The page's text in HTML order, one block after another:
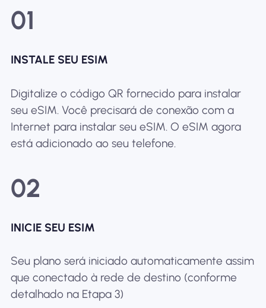
01
INSTALE SEU ESIM
Digitalize o código QR fornecido para instalar
seu eSIM. Você precisará de conexão com a
Internet para instalar seu eSIM. O eSIM agora
está adicionado ao seu telefone.
02
INICIE SEU ESIM
Seu plano será iniciado automaticamente assim
que conectado à rede de destino (conforme
detalhado na Etapa 3)